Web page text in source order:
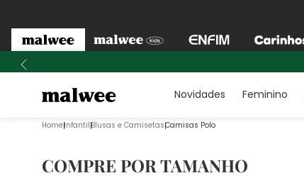
Novidades Feminino
InfantilBlusas e CamisetasCamisas Polo
COMPRE POR TAMANHO